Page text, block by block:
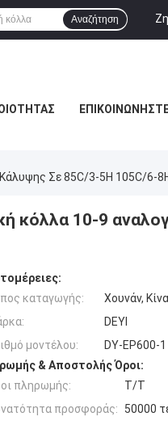
Αναζήτηση
Σε 85C/3-5H 105C/6-
κόλλα 10-9
καταγωγής:
Χουνάν, Κίνα
DEYI
μοντέλου:
DY-EP600-1
& Αποστολής Όροι:
πληρωμής:
Τ/Τ
προσφοράς:
50000